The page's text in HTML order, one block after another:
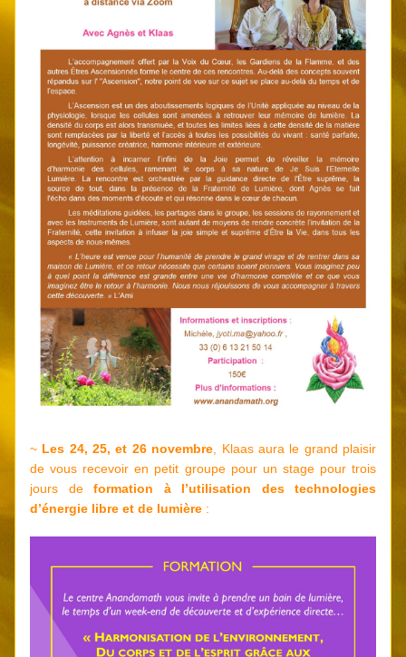
~ Les 24, 25, et 26 novembre , Klaas aura le grand plaisir
de vous recevoir en petit groupe pour un stage pour trois
jours de formation à l’utilisation des technologies
d’énergie libre et de lumière :